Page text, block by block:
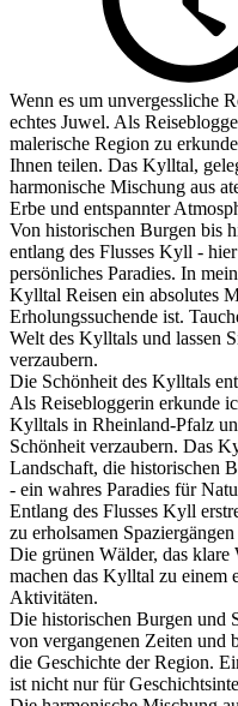
Wenn es um unvergessliche
echtes Juwel. Als
malerische Region zu
Ihnen teilen. Das Kylltal,
harmonische Mischung aus
Erbe und entspannter
Von historischen Burgen bis
entlang des Flusses Kyll -
persönliches Paradies. In
Kylltal Reisen ein absolutes
Erholungssuchende ist.
Welt des Kylltals und lassen
verzaubern.
Die Schönheit des Kylltals
Als Reisebloggerin erkunde
Kylltals in Rheinland-Pfalz
Schönheit verzaubern. Das
Landschaft, die historischen
- ein wahres Paradies für
Entlang des Flusses Kyll
zu erholsamen
Die grünen Wälder, das
machen das Kylltal zu
Aktivitäten.
Die historischen Burgen und
von vergangenen Zeiten und
die Geschichte der Region.
ist nicht nur für